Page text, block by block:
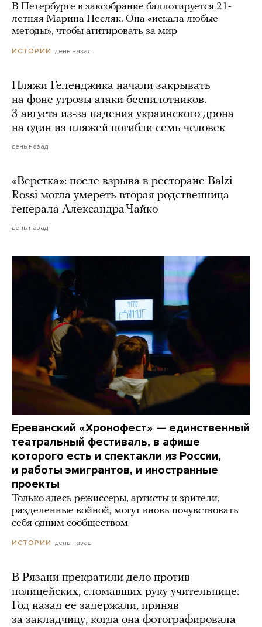
В Петербурге в заксобрание баллотируется 21-
летняя Марина Песляк. Она «искала любые
методы», чтобы агитировать за мир
ИСТОРИИ день назад
Пляжи Геленджика начали закрывать
на фоне угрозы атаки беспилотников.
3 августа из-за падения украинского дрона
на один из пляжей погибли семь человек
день назад
«Верстка»: после взрыва в ресторане Balzi
Rossi могла умереть вторая родственница
генерала Александра Чайко
день назад
Ереванский «Хронофест» — единственный
театральный фестиваль, в афише
которого есть и спектакли из России,
и работы эмигрантов, и иностранные
проекты
Только здесь режиссеры, артисты и зрители,
разделенные войной, могут вновь почувствовать
себя одним сообществом
ИСТОРИИ день назад
В Рязани прекратили дело против
полицейских, сломавших руку учительнице.
Год назад ее задержали, приняв
за закладчицу, когда она фотографировала